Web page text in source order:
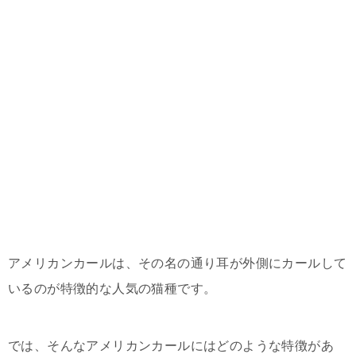
アメリカンカールは、その名の通り耳が外側にカールして
いるのが特徴的な人気の猫種です。
では、そんなアメリカンカールにはどのような特徴があ